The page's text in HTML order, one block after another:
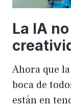
La IA
Ahora que
boca de
están en